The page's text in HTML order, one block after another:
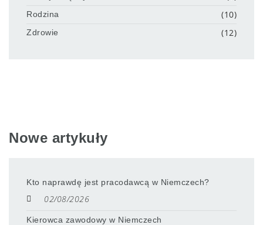
Rodzina (10)
Zdrowie (12)
Nowe artykuły
Kto naprawdę jest pracodawcą w Niemczech?
02/08/2026
Kierowca zawodowy w Niemczech